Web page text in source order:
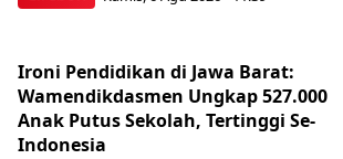
Ironi Pendidikan di Jawa Barat:
Wamendikdasmen Ungkap 527.000
Anak Putus Sekolah, Tertinggi Se-
Indonesia